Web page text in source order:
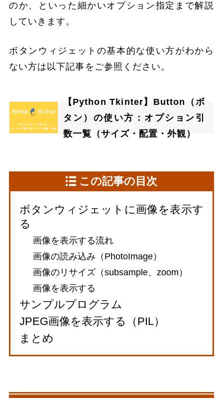
のか、といった細かいオプション指定まで解説
していきます。
ボタンウィジェットの基本的な使い方がわから
ない方は以下記事をご参照ください。
【Python Tkinter】Button（ボ
タン）の使い方：オプション引
数一覧（サイズ・配置・外観）
この記事の目次
ボタンウィジェットに画像を表示す
る
画像を表示する流れ
画像の読み込み（PhotoImage）
画像のリサイズ（subsample、zoom）
画像を表示する
サンプルプログラム
JPEG画像を表示する（PIL）
まとめ